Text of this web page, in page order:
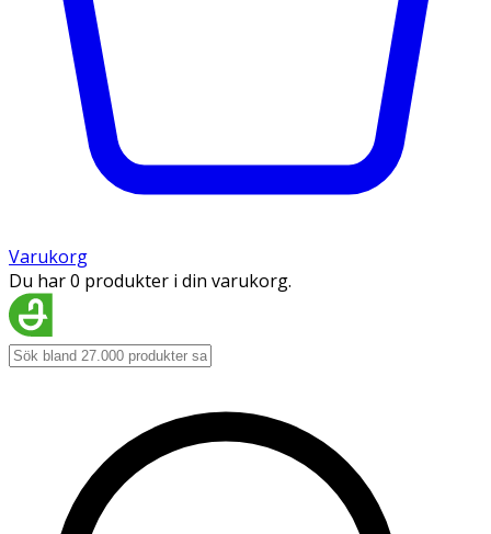
Varukorg
Du har 0 produkter i din varukorg.